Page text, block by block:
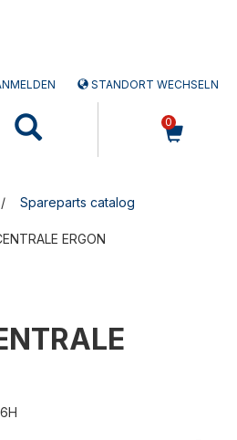
STANDORT WECHSELN
0
Spareparts catalog
ERGON